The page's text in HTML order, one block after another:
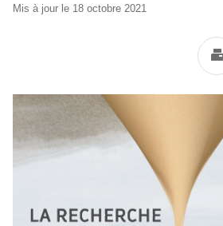
Mis à jour le 18 octobre 2021